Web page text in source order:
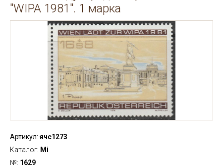
"WIPA 1981". 1 марка
Артикул: ячс1273
Каталог: Mi
№: 1629